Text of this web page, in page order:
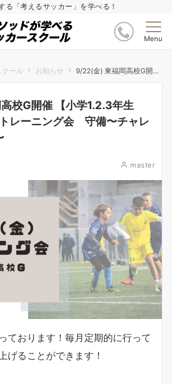
る「考えるサッカー」を学べる！
Menu
クール お知らせ 9/22(金) 東福岡高校G開催 【小学1.2.3年生&4.5.6年対象】トレーニング会 守備〜チャレンジ&カバー編〜
校G開催 【小学1.2.3年生
レーニング会 守備〜チャレ
master
ております！毎月定期的に行って
げることができます！